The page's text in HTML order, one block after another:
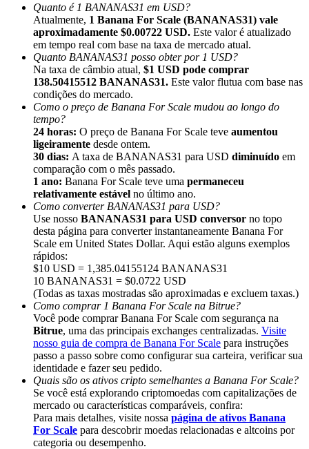
Indicação
Convide um amigo para receber recompensas em dinheiro
Deposit CASHCAT & Win
Deposit CASHCAT & Win
Share 500000 CASHCAT prize pool
Exclusive for BitMart Users
Register & Trade to Win 500,000 USDT
Precious Metals Trading Carnival
Trade Gold & Silver · 33,333 USDT Bonus
Quanto é 1 BANANAS31 em USD?
Atualmente, 1 Banana For Scale (BANANAS31) vale
aproximadamente $0.00722 USD. Este valor é atualizado
em tempo real com base na taxa de mercado atual.
Quanto BANANAS31 posso obter por 1 USD?
Na taxa de câmbio atual, $1 USD pode comprar
138.50415512 BANANAS31. Este valor flutua com base nas
condições do mercado.
Como o preço de Banana For Scale mudou ao longo do
tempo?
24 horas: O preço de Banana For Scale teve aumentou
ligeiramente desde ontem.
30 dias: A taxa de BANANAS31 para USD diminuído em
comparação com o mês passado.
1 ano: Banana For Scale teve uma permaneceu
relativamente estável no último ano.
Como converter BANANAS31 para USD?
Use nosso BANANAS31 para USD conversor no topo
desta página para converter instantaneamente Banana For
Scale em United States Dollar. Aqui estão alguns exemplos
rápidos:
$10 USD = 1,385.04155124 BANANAS31
10 BANANAS31 = $0.0722 USD
(Todas as taxas mostradas são aproximadas e excluem taxas.)
Como comprar 1 Banana For Scale na Bitrue?
Você pode comprar Banana For Scale com segurança na
Bitrue, uma das principais exchanges centralizadas. Visite
nosso guia de compra de Banana For Scale para instruções
passo a passo sobre como configurar sua carteira, verificar sua
identidade e fazer seu pedido.
Quais são os ativos cripto semelhantes a Banana For Scale?
Se você está explorando criptomoedas com capitalizações de
mercado ou características comparáveis, confira:
Para mais detalhes, visite nossa página de ativos Banana
For Scale para descobrir moedas relacionadas e altcoins por
categoria ou desempenho.